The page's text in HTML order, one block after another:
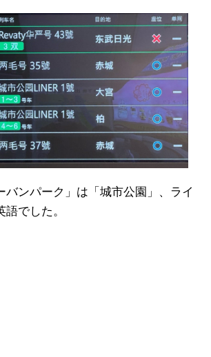
バンパーク」は「城市公園」、ライ
でした。